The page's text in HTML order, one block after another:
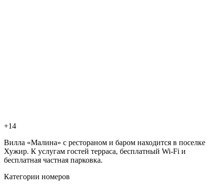
+14
Вилла «Малина» с рестораном и баром находится в поселке
Хужир. К услугам гостей терраса, бесплатный Wi-Fi и
бесплатная частная парковка.
Категории номеров